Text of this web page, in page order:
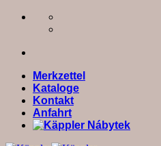
Zum
Merkzettel
Kataloge
Kontakt
Anfahrt